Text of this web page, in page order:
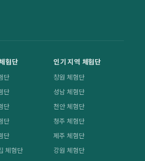
험단
단
단
단
단
단
체험단
인기 지역 체험단
창원 체험단
성남 체험단
천안 체험단
청주 체험단
제주 체험단
강원 체험단